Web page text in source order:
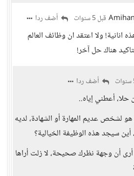
قبل 5 سنوات أضف ردا
انانية! ولا اعتقد ان وظائف العالم
هناك حل آخر!
أضف ردا
أعطني إياه..
لشخص عديم المهارة أو الشهادة، لديه
سيجد هذه الوظيفة الخيالية؟
أن وجهة نظرك صحيحة، لا زلت أراها